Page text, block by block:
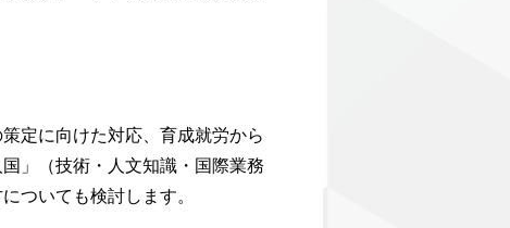
定に向けた対応、育成就労から
」（技術・人文知識・国際業務
ついても検討します。